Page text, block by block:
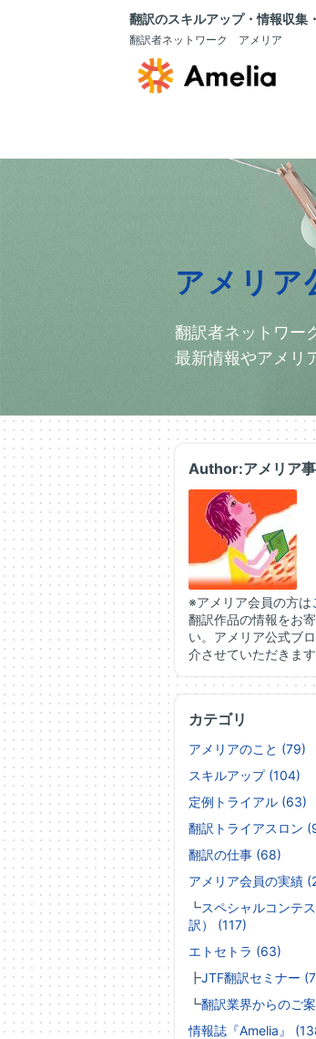
翻訳のスキルアップ・情報収集
翻訳者ネットワーク アメリア
アメリア
翻訳者ネットワー
最新情報やアメリ
Author:アメリア
※アメリア会員の方は
翻訳作品の情報をお
い。アメリア公式ブ
介させていただきます
カテゴリ
アメリアのこと (79)
スキルアップ (104)
定例トライアル (63)
翻訳トライアスロン
翻訳の仕事 (68)
アメリア会員の実績
┗スペシャルコンテ
訳） (117)
エトセトラ (63)
┣JTF翻訳セミナー
┗翻訳業界からのご
情報誌『Amelia』